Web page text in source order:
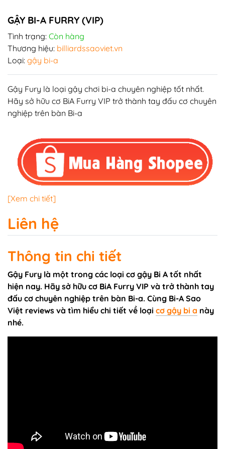
GẬY BI-A FURRY (VIP)
Tình trạng: Còn hàng
Thương hiệu: billiardssaoviet.vn
Loại: gậy bi-a
Gậy Fury là loại gậy chơi bi-a chuyên nghiệp tốt nhất.
Hãy sở hữu cơ BiA Furry VIP trở thành tay đấu cơ chuyên
nghiệp trên bàn Bi-a
[Xem chi tiết]
Liên hệ
Thông tin chi tiết
Gậy Fury là một trong các loại cơ gậy Bi A tốt nhất
hiện nay. Hãy sở hữu cơ BiA Furry VIP và trở thành tay
đấu cơ chuyên nghiệp trên bàn Bi-a. Cùng Bi-A Sao
Việt reviews và tìm hiểu chi tiết về loại cơ gậy bi a này
nhé.